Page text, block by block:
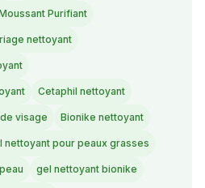
Purifiant
nettoyant
Cetaphil nettoyant
visage Bionike nettoyant
nettoyant pour peaux grasses
gel nettoyant bionike